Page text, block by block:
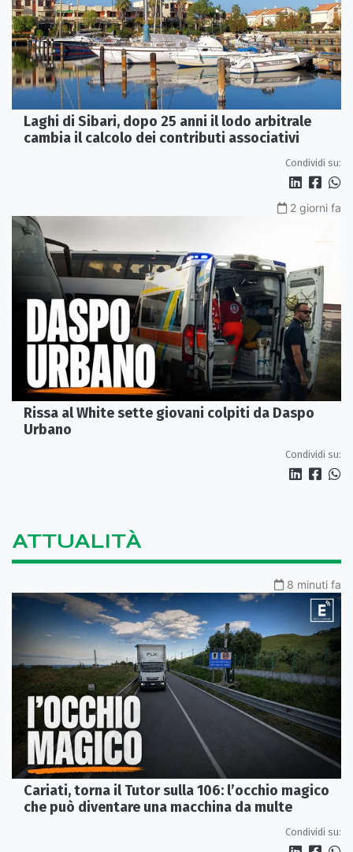
Laghi di Sibari, dopo 25 anni il lodo arbitrale
cambia il calcolo dei contributi associativi
Condividi su:
2 giorni fa
Rissa al White sette giovani colpiti da Daspo
Urbano
Condividi su:
ATTUALITÀ
8 minuti fa
Cariati, torna il Tutor sulla 106: l’occhio magico
che può diventare una macchina da multe
Condividi su: